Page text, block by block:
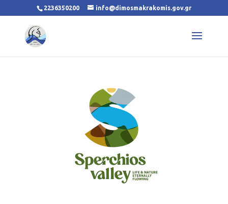
2236350200 info@dimosmakrakomis.gov.gr